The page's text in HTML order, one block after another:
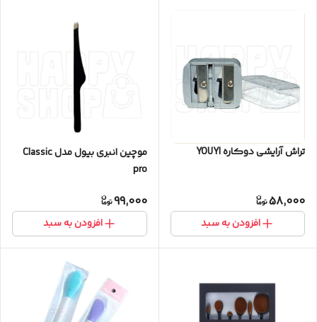
تراش آرایشی دوکاره YOUYI
58,000
افزودن به سبد
موچین انبری بیول مدل Classic
pro
99,000
افزودن به سبد